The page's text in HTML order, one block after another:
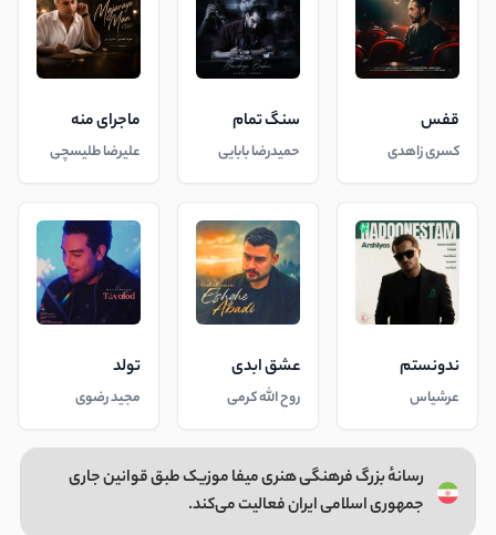
قفس
کسری زاهدی
سنگ تمام
حمیدرضا بابایی
ماجرای منه
علیرضا طلیسچی
ندونستم
عرشیاس
عشق ابدی
روح الله کرمی
تولد
مجید رضوی
رسانهٔ بزرگ فرهنگی هنری میفا موزیک طبق قوانین جاری
جمهوری اسلامی ایران فعالیت می‌کند.